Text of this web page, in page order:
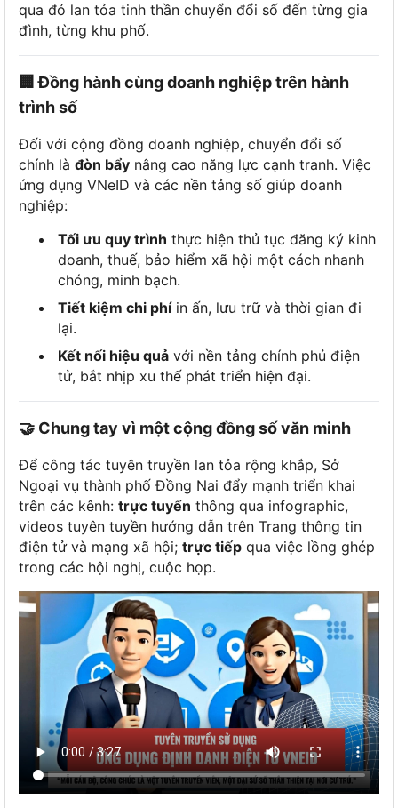
qua đó lan tỏa tinh thần chuyển đổi số đến từng gia
đình, từng khu phố.
🏢 Đồng hành cùng doanh nghiệp trên hành
trình số
Đối với cộng đồng doanh nghiệp, chuyển đổi số
chính là đòn bẩy nâng cao năng lực cạnh tranh. Việc
ứng dụng VNeID và các nền tảng số giúp doanh
nghiệp:
Tối ưu quy trình thực hiện thủ tục đăng ký kinh
doanh, thuế, bảo hiểm xã hội một cách nhanh
chóng, minh bạch.
Tiết kiệm chi phíin ấn, lưu trữ và thời gian đi
lại.
Kết nối hiệu quả với nền tảng chính phủ điện
tử, bắt nhịp xu thế phát triển hiện đại.
🤝 Chung tay vì một cộng đồng số văn minh
Để công tác tuyên truyền lan tỏa rộng khắp, Sở
Ngoại vụ thành phố Đồng Nai đẩy mạnh triển khai
trên các kênh: trực tuyến thông qua infographic,
videos tuyên tuyền hướng dẫn trên Trang thông tin
điện tử và mạng xã hội; trực tiếp qua việc lồng ghép
trong các hội nghị, cuộc họp.